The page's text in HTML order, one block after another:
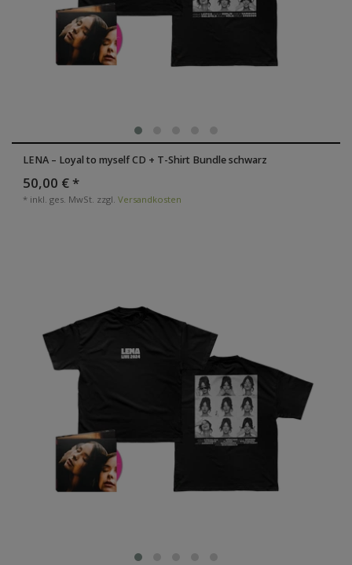
LENA – Loyal to myself CD + T-Shirt Bundle schwarz
50,00 € *
* inkl. ges. MwSt. zzgl. Versandkosten